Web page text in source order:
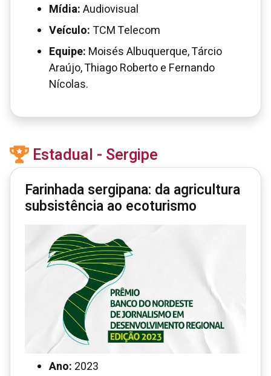
Mídia:Audiovisual
Veículo: TCM Telecom
Equipe: Moisés Albuquerque, Tárcio
Araújo, Thiago Roberto e Fernando
Nícolas.
Estadual - Sergipe
Farinhada sergipana: da agricultura
subsistência ao ecoturismo
Ano: 2023